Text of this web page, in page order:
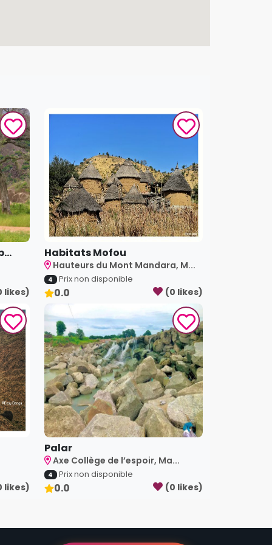
likes)
Habitats Mofou
Hauteurs du Mont Mandara, M...
4 Prix non disponible
0.0 (0 likes)
likes)
Palar
Axe Collège de l’espoir, Ma...
4 Prix non disponible
0.0 (0 likes)